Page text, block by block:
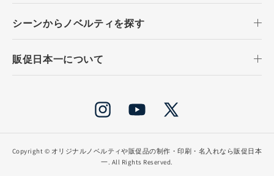
シーンからノベルティを探す
販促日本一について
InstagramYouTube
X
(Twitter)
Copyright © オリジナルノベルティや販促品の制作・印刷・名入れなら販促日本
一. All Rights Reserved.